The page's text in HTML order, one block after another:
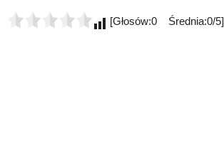
[Głosów:0 Średnia:0/5]